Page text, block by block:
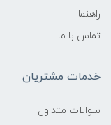
راهنما
تماس با ما
خدمات مشتریان
سوالات متداول